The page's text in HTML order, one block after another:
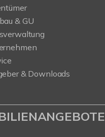
& GU
& Downloads